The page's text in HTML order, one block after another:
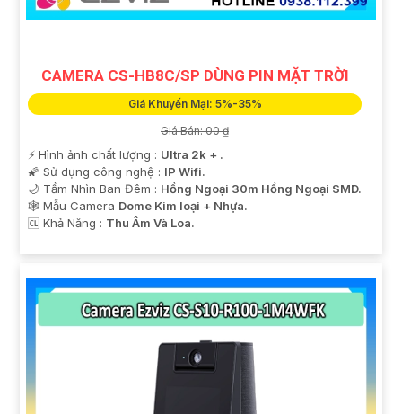
CAMERA CS-HB8C/SP DÙNG PIN MẶT TRỜI
Giá Khuyến Mại: 5%-35%
Giá Bán: 00 ₫
️⚡ Hình ảnh chất lượng : Ultra 2k + .
🌠 Sử dụng công nghệ : IP Wifi.
🌙 Tầm Nhìn Ban Đêm : Hồng Ngoại 30m Hồng Ngoại SMD.
🕸️ Mẫu Camera Dome Kim loại + Nhựa.
️🆑 Khả Năng : Thu Âm Và Loa.